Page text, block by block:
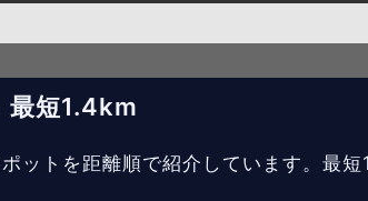
最短1.4km
ットを距離順で紹介しています。最